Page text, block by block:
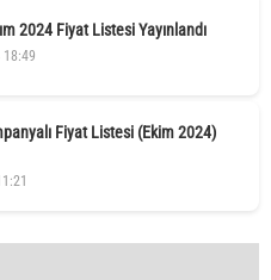
2024 Fiyat Listesi Yayınlandı
18:49
Fiyat Listesi (Ekim 2024)